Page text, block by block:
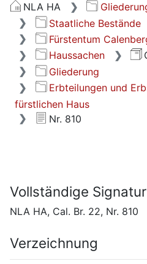
NLA HA
Staatliche Bestände
Fürstentum
Haussachen
Gliederung
Erbteilungen und
fürstlichen Haus
Nr. 810
Vollständige Signatur
NLA HA, Cal. Br. 22, Nr. 810
Verzeichnung